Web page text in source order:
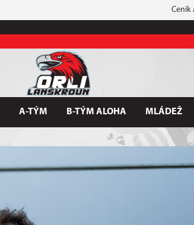
Ceník
A-TÝM B-TÝM ALOHA MLÁDEŽ